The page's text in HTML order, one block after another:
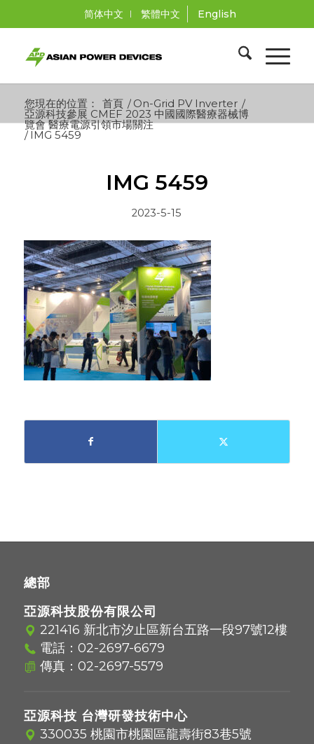
简体中文 繁體中文 English
您現在的位置： 首頁 / On-Grid PV Inverter /
亞源科技參展 CMEF 2023 中國國際醫療器械博
覽會 醫療電源引領市場關注
/ IMG 5459
IMG 5459
2023-5-15
總部
亞源科技股份有限公司
221416 新北市汐止區新台五路一段97號12樓
電話： 02-2697-6679
傳真：02-2697-5579
亞源科技 台灣研發技術中心
330035 桃園市桃園區龍壽街83巷5號